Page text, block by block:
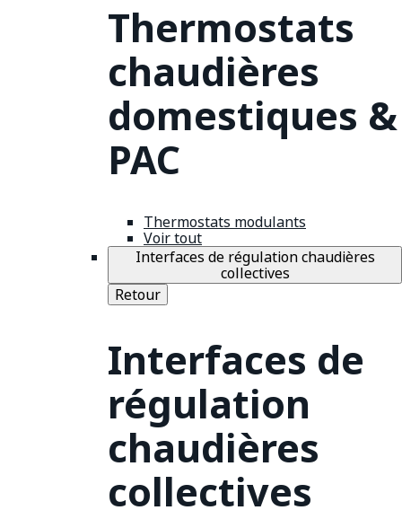
Thermostats
chaudières
domestiques &
PAC
Thermostats modulants
Voir tout
Interfaces de régulation chaudières
collectives
Retour
Interfaces de
régulation
chaudières
collectives